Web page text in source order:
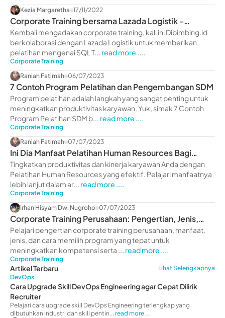
Kezia Margaretha 17/11/2022
Corporate Training bersama Lazada Logistik -
dibimbing.id
Kembali mengadakan corporate training, kali ini Dibimbing.id
berkolaborasi dengan Lazada Logistik untuk memberikan
pelatihan mengenai SQL T... read more ....
Corporate Training
Raniah Fatimah 06/07/2023
7 Contoh Program Pelatihan dan Pengembangan SDM
Program pelatihan adalah langkah yang sangat penting untuk
meningkatkan produktivitas karyawan. Yuk, simak 7 Contoh
Program Pelatihan SDM b... read more ....
Corporate Training
Raniah Fatimah 07/07/2023
Ini Dia Manfaat Pelatihan Human Resources Bagi
Perusahaan
Tingkatkan produktivitas dan kinerja karyawan Anda dengan
Pelatihan Human Resources yang efektif. Pelajari manfaatnya
lebih lanjut dalam ar... read more ....
Corporate Training
Irhan Hisyam Dwi Nugroho 07/07/2023
Corporate Training Perusahaan: Pengertian, Jenis,
Manfaat
Pelajari pengertian corporate training perusahaan, manfaat,
jenis, dan cara memilih program yang tepat untuk
meningkatkan kompetensi serta ... read more ....
Corporate Training
Artikel Terbaru
Lihat Selengkapnya
DevOps
Cara Upgrade Skill DevOps Engineering agar Cepat Dilirik
Recruiter
Pelajari cara upgrade skill DevOps Engineering terlengkap yang
dibutuhkan industri dan skill pentin...read more...